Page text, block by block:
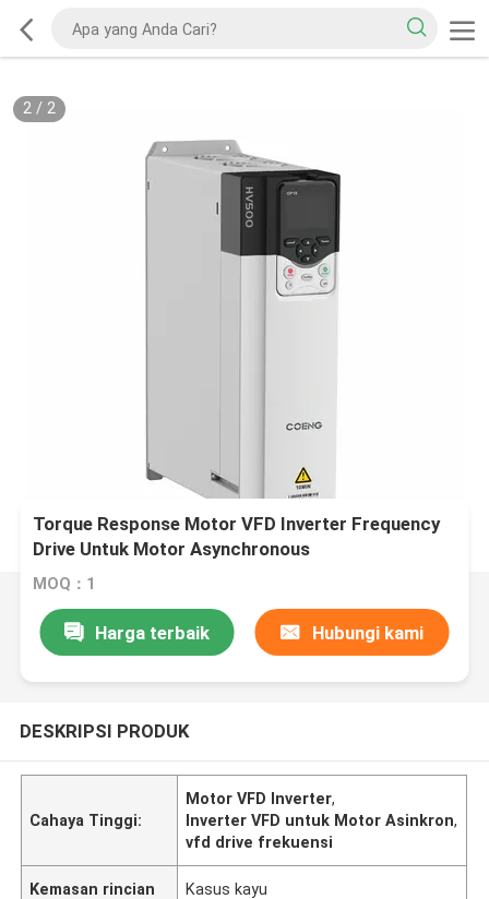
2/ 2
Torque Response Motor VFD Inverter Frequency
Drive Untuk Motor Asynchronous
MOQ：1
Harga terbaik Hubungi kami
DESKRIPSI PRODUK
Cahaya Tinggi:
Motor VFD Inverter,
Inverter VFD untuk Motor Asinkron,
vfd drive frekuensi
Kemasan rincian Kasus kayu